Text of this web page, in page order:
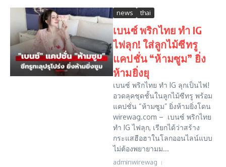
news thai
เบนซ์ พริกไทย ทำ IG
ไฟลุก! ใส่ลูกไม้ซีทรู
แคปชั่น “ห้ามซูม” ยิ่ง
ห้ามยิ่งยุ
เบนซ์ พริกไทย ทำ IG ลุกเป็นไฟ!
อวดลุคชุดชั้นในลูกไม้ซีทรู พร้อม
แคปชั่น “ห้ามซูม” ยิ่งห้ามยิ่งโดน
wirewag.com – เบนซ์ พริกไทย
ทำ IG ไฟลุก, เรียกได้ว่าสร้าง
กระแสฮือฮาในโลกออนไลน์แบบ
ไม่ต้องพยายามม...
adminwirewag